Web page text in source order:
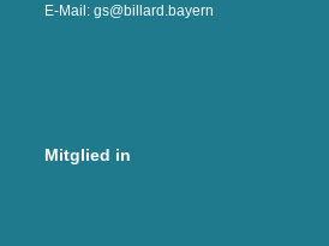
E-Mail: gs@billard.bayern
Mitglied in